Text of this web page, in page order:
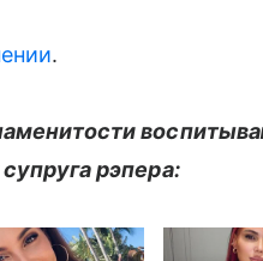
.
рэпера: